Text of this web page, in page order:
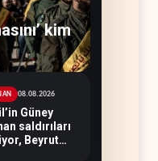
kim
08.08.2026
Güney
saldırıları
Beyrut